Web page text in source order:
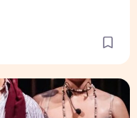
trans em Manaus